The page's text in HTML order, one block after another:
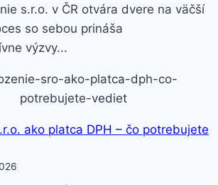
s.r.o. v ČR otvára dvere na väčší
so sebou prináša
výzvy...
ako platca DPH – čo potrebujete